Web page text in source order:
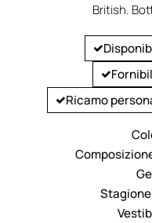
British.
Ricamo